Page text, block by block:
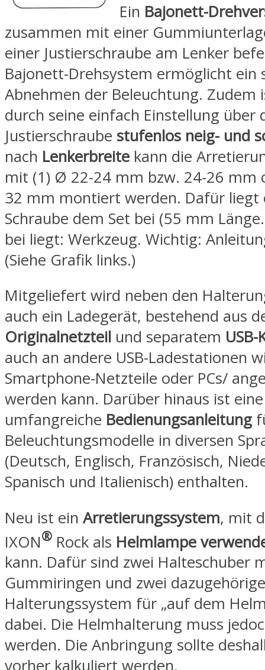
Ein Bajonett-
zusammen mit einer
einer Justierschraube am Lenker
Bajonett-Drehsystem ermöglicht ein
Abnehmen der Beleuchtung. Zudem
durch seine einfach Einstellung über
Justierschraube stufenlos neig- und
nach Lenkerbreite kann die
mit (1) Ø 22-24 mm bzw. 24-26 mm
32 mm montiert werden. Dafür liegt
Schraube dem Set bei (55 mm
bei liegt: Werkzeug. Wichtig:
(Siehe Grafik links.)
Mitgeliefert wird neben den
auch ein Ladegerät, bestehend aus
Originalnetzteil und separatem USB-
auch an andere USB-Ladestationen
Smartphone-Netzteile oder PCs/
werden kann. Darüber hinaus ist eine
umfangreiche Bedienungsanleitung
Beleuchtungsmodelle in diversen
(Deutsch, Englisch, Französisch,
Spanisch und Italienisch) enthalten.
Neu ist ein Arretierungssystem, mit
IXON® Rock als Helmlampe
kann. Dafür sind zwei Halteschuber
Gummiringen und zwei dazugehörige
Halterungssystem für „auf dem
dabei. Die Helmhalterung muss
werden. Die Anbringung sollte
vorher kalkuliert werden.